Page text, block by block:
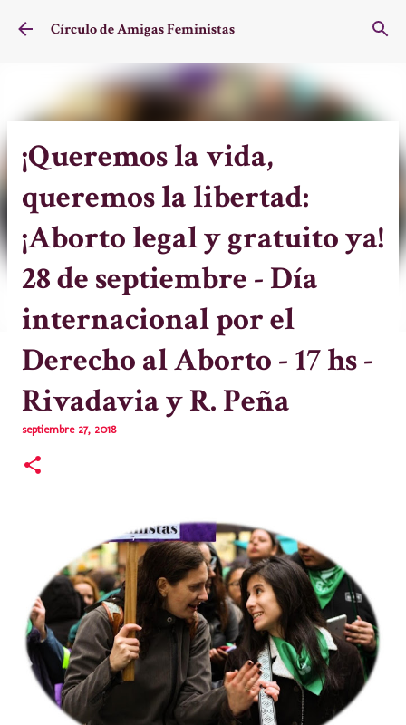
Ir al contenido principal
Círculo de Amigas Feministas
¡Queremos la vida,
queremos la libertad:
¡Aborto legal y gratuito ya!
28 de septiembre - Día
internacional por el
Derecho al Aborto - 17 hs -
Rivadavia y R. Peña
septiembre 27, 2018